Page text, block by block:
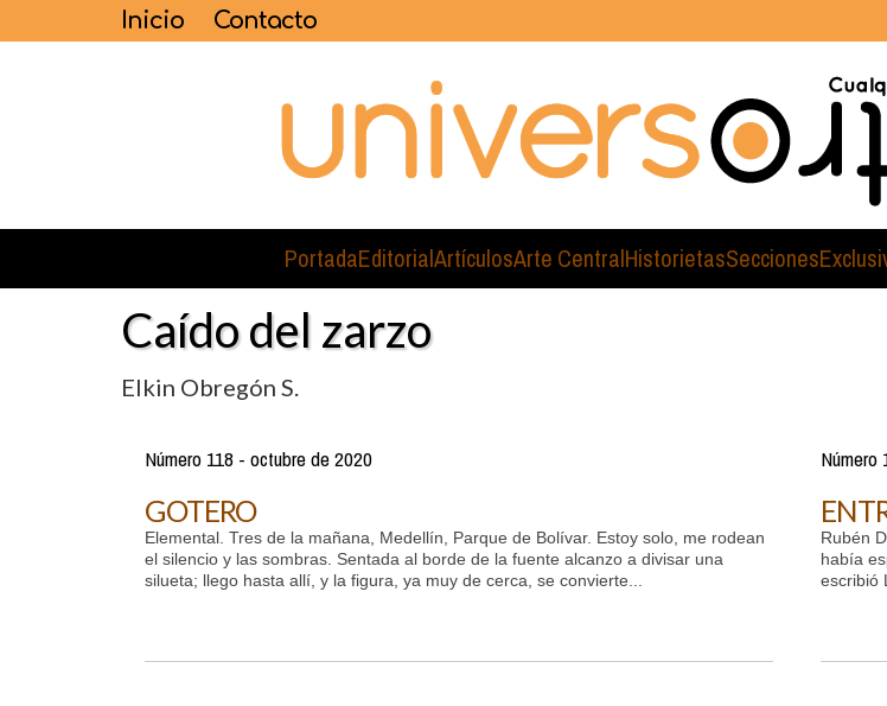
Inicio Contacto
PortadaEditorialArtículosArte CentralHistorietasSecciones
Caído del zarzo
Elkin Obregón S.
Número 118 - octubre de 2020
GOTERO
Elemental. Tres de la mañana, Medellín, Parque de Bolívar. Estoy solo, me rodean
el silencio y las sombras. Sentada al borde de la fuente alcanzo a divisar una
silueta; llego hasta allí, y la figura, ya muy de cerca, se convierte...
Rubén
había
escribió